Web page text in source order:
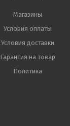
Магазины
Условия оплаты
Условия доставки
Гарантия на товар
Политика